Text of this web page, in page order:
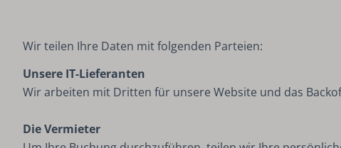
Wir teilen Ihre Daten mit folgenden Parteien:
Unsere IT-Lieferanten
Wir arbeiten mit Dritten für unsere Website und das
Die Vermieter